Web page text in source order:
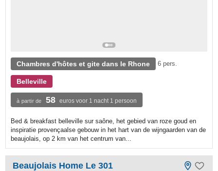
Chambres d'hôtes et gite dans le Rhone 6 pers.
Belleville
à partir de 58 euros voor 1 nacht 1 persoon
Bed & breakfast belleville sur saône, het gebied van roze goud en
inspiratie provençaalse gebouw in het hart van de wijngaarden van de
beaujolais, op 2 km van het centrum van...
Beaujolais Home Le 301